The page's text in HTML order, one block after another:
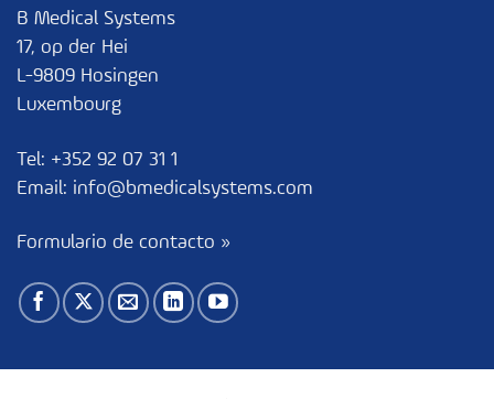
B Medical Systems
17, op der Hei
L-9809 Hosingen
Luxembourg
Tel: +352 92 07 31 1
Email: info@bmedicalsystems.com
Formulario de contacto »